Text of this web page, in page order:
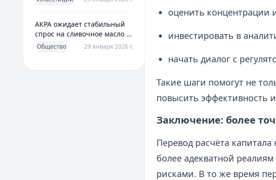
АКРА ожидает стабильный
спрос на сливочное масло в
2026 году
Общество 29 января 2026 г.
оценить концентрации
инвестировать в
начать диалог с
Такие шаги помогут не
повысить эффективность
Заключение: более
Перевод расчёта
более адекватной
рисками. В то же время